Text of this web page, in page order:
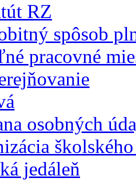
RZ
spôsob
pracovné
osobných
jedáleň